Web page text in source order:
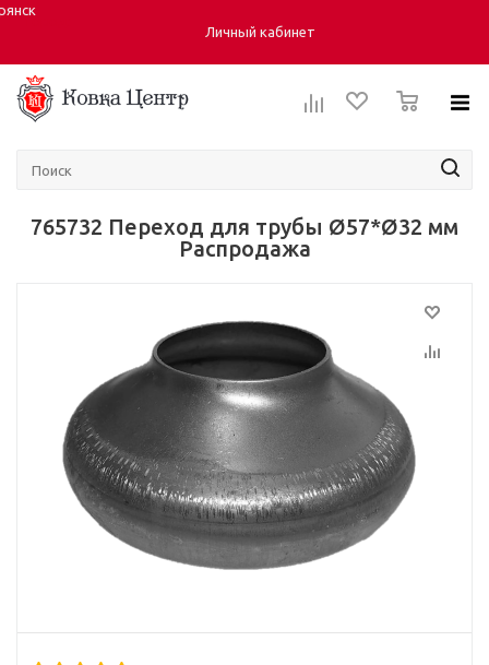
Личный кабинет
765732 Переход для трубы Ø57*Ø32 мм
Распродажа